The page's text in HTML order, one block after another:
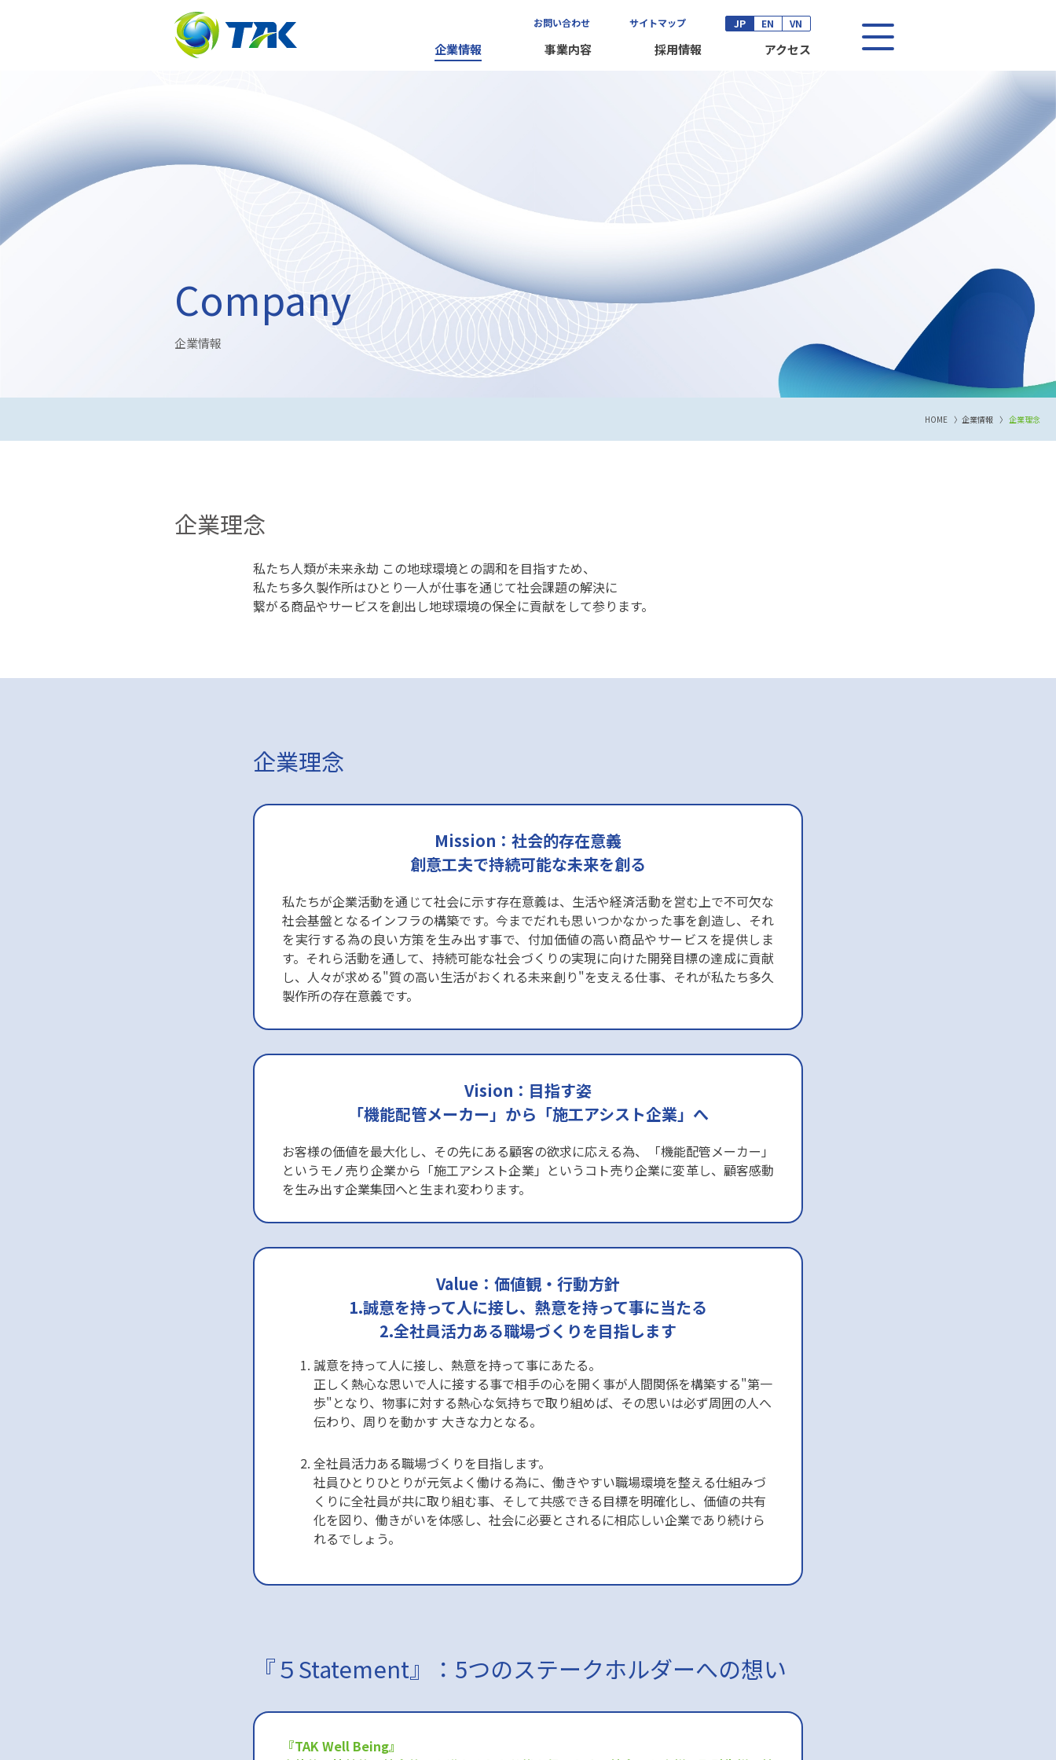
企業情報 事業内容 採用情報 アクセス
お問い合わせ サイトマップ JP EN VN
企業情報
Company
HOME 企業情報 企業理念
企業理念
私たち人類が未来永劫 この地球環境との調和を目指すため、
私たち多久製作所はひとり一人が仕事を通じて社会課題の解決に
繋がる商品やサービスを創出し地球環境の保全に貢献をして参ります。
企業理念
Mission：社会的存在意義
創意工夫で持続可能な未来を創る
私たちが企業活動を通じて社会に示す存在意義は、生活や経済活動を営む上で不可欠な
社会基盤となるインフラの構築です。今までだれも思いつかなかった事を創造し、それ
を実行する為の良い方策を生み出す事で、付加価値の高い商品やサービスを提供しま
す。それら活動を通して、持続可能な社会づくりの実現に向けた開発目標の達成に貢献
し、人々が求める"質の高い生活がおくれる未来創り"を支える仕事、それが私たち多久
製作所の存在意義です。
Vision：目指す姿
「機能配管メーカー」から「施工アシスト企業」へ
お客様の価値を最大化し、その先にある顧客の欲求に応える為、「機能配管メーカー」
というモノ売り企業から「施工アシスト企業」というコト売り企業に変革し、顧客感動
を生み出す企業集団へと生まれ変わります。
Value：価値観・行動方針
1.誠意を持って人に接し、熱意を持って事に当たる
2.全社員活力ある職場づくりを目指します
誠意を持って人に接し、熱意を持って事にあたる。
正しく熱心な思いで人に接する事で相手の心を開く事が人間関係を構築する"第一
歩"となり、物事に対する熱心な気持ちで取り組めば、その思いは必ず周囲の人へ
伝わり、周りを動かす 大きな力となる。
全社員活力ある職場づくりを目指します。
社員ひとりひとりが元気よく働ける為に、働きやすい職場環境を整える仕組みづ
くりに全社員が共に取り組む事、そして共感できる目標を明確化し、価値の共有
化を図り、働きがいを体感し、社会に必要とされるに相応しい企業であり続けら
れるでしょう。
『５Statement』：5つのステークホルダーへの想い
『TAK Well Being』